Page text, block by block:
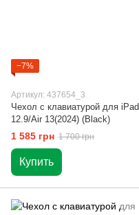
−7%
Артикул: 437654_3
Чехол с клавиатурой для iPad
12.9/Air 13(2024) (Black)
1 585 грн 1 700 грн
Купить